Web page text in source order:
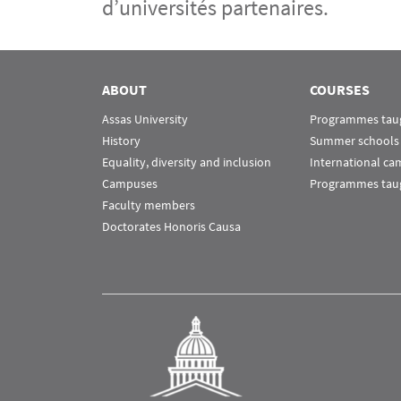
d’universités partenaires.
ABOUT
Assas University
History
Equality, diversity and inclusion
Campuses
Faculty members
Doctorates Honoris Causa
COURSES
Programmes
Summer schools
International
Programmes